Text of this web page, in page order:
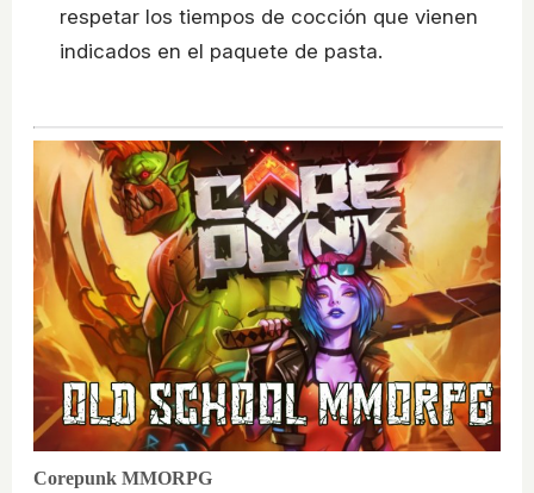
respetar los tiempos de cocción que vienen
indicados en el paquete de pasta.
Corepunk MMORPG